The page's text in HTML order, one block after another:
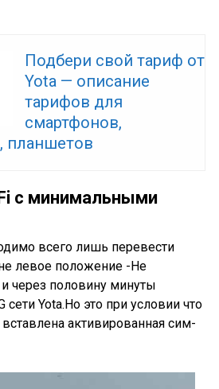
Подбери свой тариф от
Yota — описание
тарифов для
смартфонов,
планшетов
с минимальными
всего лишь перевести
левое положение -Не
через половину минуты
сети Yota.Но это при условии что
активированная сим-